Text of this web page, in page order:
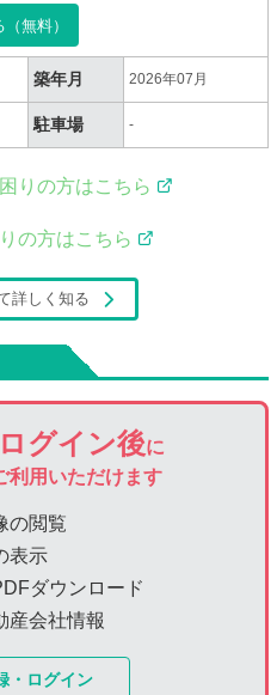
無料）
築年月 2026年07月
駐車場 -
りの方はこちら
の方はこちら
詳しく知る
グイン後に
利用いただけます
の閲覧
表示
ダウンロード
産会社情報
・ログイン